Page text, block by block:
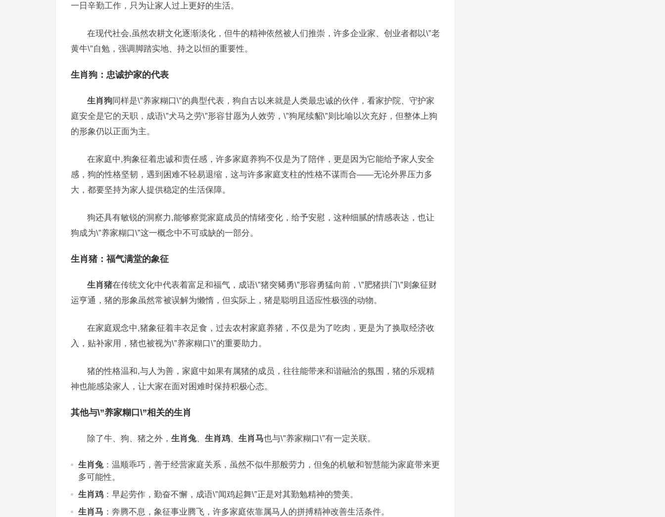
一日辛勤工作，只为让家人过上更好的生活。
在现代社会,虽然农耕文化逐渐淡化，但牛的精神依然被人们推崇，许多企业家、创业者都以\”老
黄牛\”自勉，强调脚踏实地、持之以恒的重要性。
生肖狗：忠诚护家的代表
生肖狗同样是\”养家糊口\”的典型代表，狗自古以来就是人类最忠诚的伙伴，看家护院、守护家
庭安全是它的天职，成语\”犬马之劳\”形容甘愿为人效劳，\”狗尾续貂\”则比喻以次充好，但整体上狗
的形象仍以正面为主。
在家庭中,狗象征着忠诚和责任感，许多家庭养狗不仅是为了陪伴，更是因为它能给予家人安全
感，狗的性格坚韧，遇到困难不轻易退缩，这与许多家庭支柱的性格不谋而合——无论外界压力多
大，都要坚持为家人提供稳定的生活保障。
狗还具有敏锐的洞察力,能够察觉家庭成员的情绪变化，给予安慰，这种细腻的情感表达，也让
狗成为\”养家糊口\”这一概念中不可或缺的一部分。
生肖猪：福气满堂的象征
生肖猪在传统文化中代表着富足和福气，成语\”猪突豨勇\”形容勇猛向前，\”肥猪拱门\”则象征财
运亨通，猪的形象虽然常被误解为懒惰，但实际上，猪是聪明且适应性极强的动物。
在家庭观念中,猪象征着丰衣足食，过去农村家庭养猪，不仅是为了吃肉，更是为了换取经济收
入，贴补家用，猪也被视为\”养家糊口\”的重要助力。
猪的性格温和,与人为善，家庭中如果有属猪的成员，往往能带来和谐融洽的氛围，猪的乐观精
神也能感染家人，让大家在面对困难时保持积极心态。
其他与\”养家糊口\”相关的生肖
除了牛、狗、猪之外， 生肖兔、 生肖鸡、 生肖马也与\”养家糊口\”有一定关联。
生肖兔：温顺乖巧，善于经营家庭关系，虽然不似牛那般劳力，但兔的机敏和智慧能为家庭带来更
多可能性。
生肖鸡 ：早起劳作，勤奋不懈，成语\”闻鸡起舞\”正是对其勤勉精神的赞美。
生肖马 ：奔腾不息，象征事业腾飞，许多家庭依靠属马人的拼搏精神改善生活条件。